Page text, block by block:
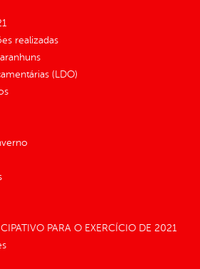
realizadas
(LDO)
PARA O EXERCÍCIO DE 2021